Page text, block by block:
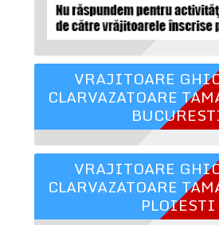
VRAJITOARE
CLARVAZATOARE
VRAJITOARE
CLARVAZATOARE
PLOIESTI